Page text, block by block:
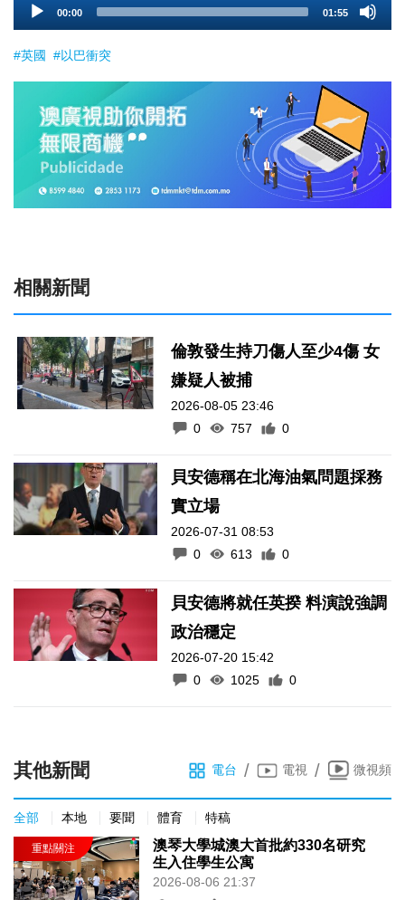
Player
00:00 01:55
#英國 #以巴衝突
相關新聞
倫敦發生持刀傷人至少4傷 女
嫌疑人被捕
2026-08-05 23:46
0
757 0
貝安德稱在北海油氣問題採務
實立場
2026-07-31 08:53
0
613 0
貝安德將就任英揆 料演說強調
政治穩定
2026-07-20 15:42
0
1025 0
其他新聞 電台 / 電視 / 微視頻
全部 本地 要聞 體育 特稿
澳琴大學城澳大首批約330名研究
生入住學生公寓
2026-08-06 21:37